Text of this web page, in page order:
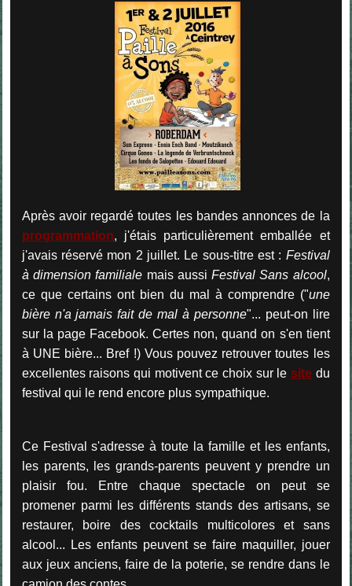
Après avoir regardé toutes les bandes annonces de la
programmation, j'étais particulièrement emballée et
j'avais réservé mon 2 juillet. Le sous-titre est : Festival
à dimension familiale mais aussiFestival Sans alcool,
ce que certains ont bien du mal à comprendre ("une
bière n'a jamais fait de mal à personne"... peut-on lire
sur la page Facebook. Certes non, quand on s'en tient
à UNE bière... Bref !) Vous pouvez retrouver toutes les
excellentes raisons qui motivent ce choix sur le site du
festival qui le rend encore plus sympathique.
Ce Festival s'adresse à toute la famille et les enfants,
les parents, les grands-parents peuvent y prendre un
plaisir fou. Entre chaque spectacle on peut se
promener parmi les différents stands des artisans, se
restaurer, boire des cocktails multicolores et sans
alcool... Les enfants peuvent se faire maquiller, jouer
aux jeux anciens, faire de la poterie, se rendre dans le